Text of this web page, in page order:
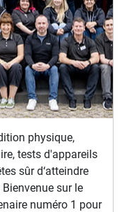
physique,
tests d'appareils
sûr d‘atteindre
sur le
numéro 1 pour